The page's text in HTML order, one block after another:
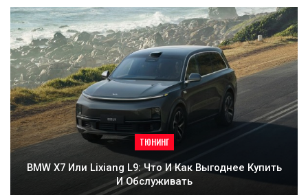
ТЮНИНГ
BMW X7 Или Lixiang L9: Что И Как Выгоднее Купить
И Обслуживать